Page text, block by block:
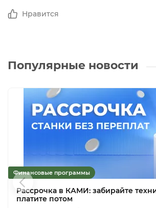
Нравится
Популярные новости
Финансовые программы
Рассрочка в КАМИ: забирайте
платите потом